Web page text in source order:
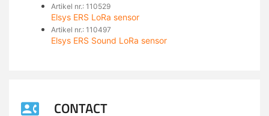
Artikel nr.: 110529
Elsys ERS LoRa sensor
Artikel nr.: 110497
Elsys ERS Sound LoRa sensor
CONTACT